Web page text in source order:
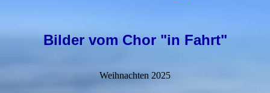
Bilder vom Chor "in Fahrt"
Weihnachten 2025